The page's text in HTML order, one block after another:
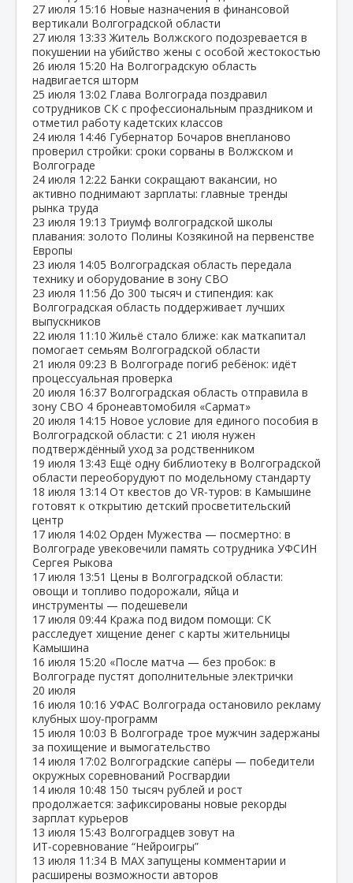
27 июля 15:16 Новые назначения в финансовой
вертикали Волгоградской области
27 июля 13:33 Житель Волжского подозревается в
покушении на убийство жены с особой жестокостью
26 июля 15:20 На Волгоградскую область
надвигается шторм
25 июля 13:02 Глава Волгограда поздравил
сотрудников СК с профессиональным праздником и
отметил работу кадетских классов
24 июля 14:46 Губернатор Бочаров внепланово
проверил стройки: сроки сорваны в Волжском и
Волгограде
24 июля 12:22 Банки сокращают вакансии, но
активно поднимают зарплаты: главные тренды
рынка труда
23 июля 19:13 Триумф волгоградской школы
плавания: золото Полины Козякиной на первенстве
Европы
23 июля 14:05 Волгоградская область передала
технику и оборудование в зону СВО
23 июля 11:56 До 300 тысяч и стипендия: как
Волгоградская область поддерживает лучших
выпускников
22 июля 11:10 Жильё стало ближе: как маткапитал
помогает семьям Волгоградской области
21 июля 09:23 В Волгограде погиб ребёнок: идёт
процессуальная проверка
20 июля 16:37 Волгоградская область отправила в
зону СВО 4 бронеавтомобиля «Сармат»
20 июля 14:15 Новое условие для единого пособия в
Волгоградской области: с 21 июля нужен
подтверждённый уход за родственником
19 июля 13:43 Ещё одну библиотеку в Волгоградской
области переоборудуют по модельному стандарту
18 июля 13:14 От квестов до VR‑туров: в Камышине
готовят к открытию детский просветительский
центр
17 июля 14:02 Орден Мужества — посмертно: в
Волгограде увековечили память сотрудника УФСИН
Сергея Рыкова
17 июля 13:51 Цены в Волгоградской области:
овощи и топливо подорожали, яйца и
инструменты — подешевели
17 июля 09:44 Кража под видом помощи: СК
расследует хищение денег с карты жительницы
Камышина
16 июля 15:20 «После матча — без пробок: в
Волгограде пустят дополнительные электрички
20 июля
16 июля 10:16 УФАС Волгограда остановило рекламу
клубных шоу‑программ
15 июля 10:03 В Волгограде трое мужчин задержаны
за похищение и вымогательство
14 июля 17:02 Волгоградские сапёры — победители
окружных соревнований Росгвардии
14 июля 10:48 150 тысяч рублей и рост
продолжается: зафиксированы новые рекорды
зарплат курьеров
13 июля 15:43 Волгоградцев зовут на
ИТ‑соревнование “Нейроигры”
13 июля 11:34 В МАХ запущены комментарии и
расширены возможности авторов